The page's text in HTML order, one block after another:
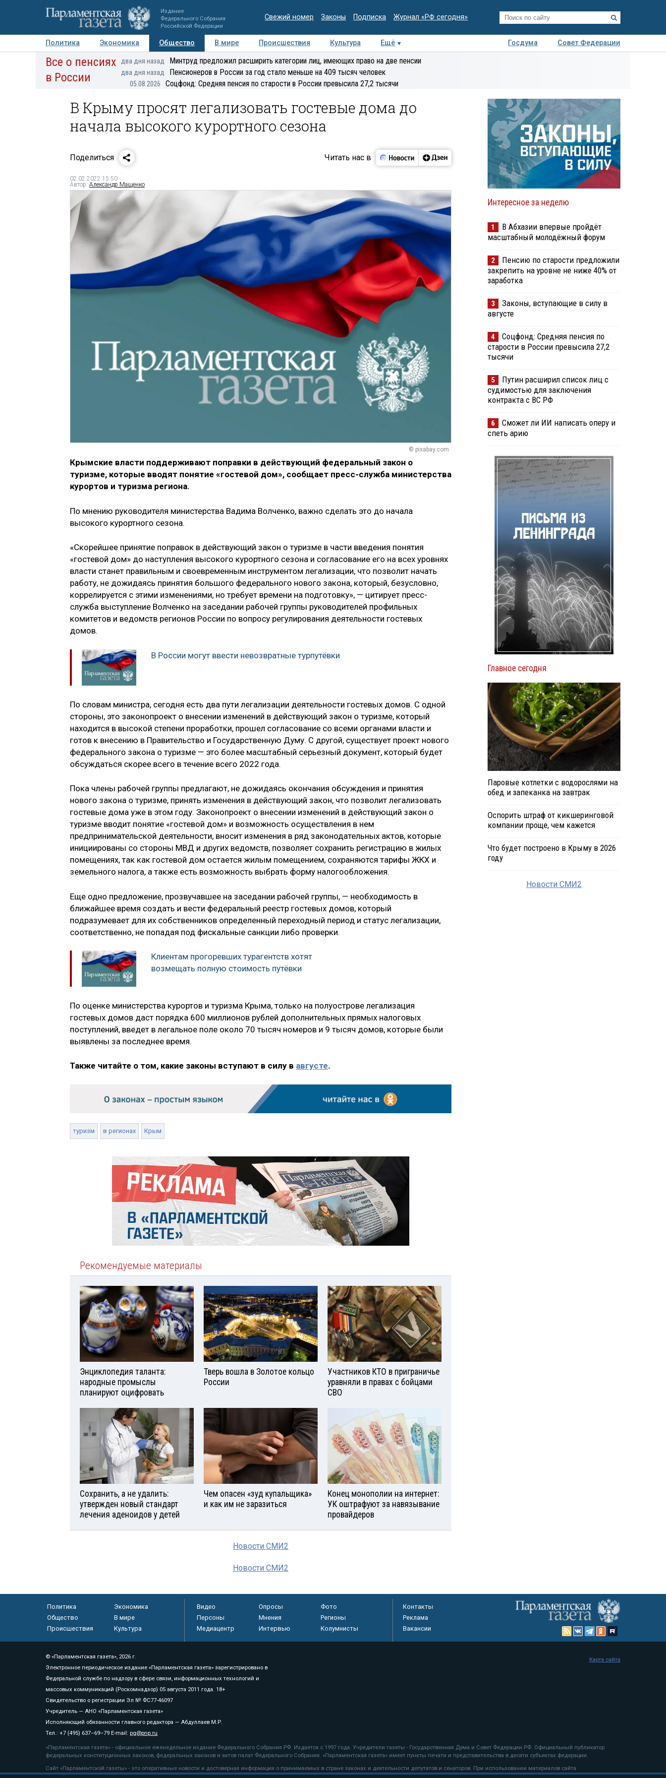
Издание
Федерального Собрания
Российской Федерации
Свежий номер Законы Подписка Журнал «РФ сегодня»
Политика Экономика Общество В мире Происшествия Культура Ещё Госдума
Совет Федерации
Авторы Персоны Мнения Регионы Медиацентр Интервью Колумнисты
Деловая
Все о пенсиях
в России
два дня назад Минтруд предложил расширить категории лиц, имеющих право на две пенсии
два дня назад Пенсионеров в России за год стало меньше на 409 тысяч человек
05.08.2026 Соцфонд: Средняя пенсия по старости в России превысила 27,2 тысячи
В Крыму просят легализовать гостевые дома до
начала высокого курортного сезона
Поделиться Читать нас в
02.02.2022 15:50
Автор: Александр Мащенко
© pixabay.com
Крымские власти поддерживают поправки в действующий федеральный закон о
туризме, которые вводят понятие «гостевой дом», сообщает пресс-служба министерства
курортов и туризма региона.
По мнению руководителя министерства Вадима Волченко, важно сделать это до начала
высокого курортного сезона.
«Скорейшее принятие поправок в действующий закон о туризме в части введения понятия
«гостевой дом» до наступления высокого курортного сезона и согласование его на всех уровнях
власти станет правильным и своевременным инструментом легализации, что позволит начать
работу, не дожидаясь принятия большого федерального нового закона, который, безусловно,
коррелируется с этими изменениями, но требует времени на подготовку», — цитирует пресс-
служба выступление Волченко на заседании рабочей группы руководителей профильных
комитетов и ведомств регионов России по вопросу регулирования деятельности гостевых
домов.
В России могут ввести невозвратные турпутёвки
По словам министра, сегодня есть два пути легализации деятельности гостевых домов. С одной
стороны, это законопроект о внесении изменений в действующий закон о туризме, который
находится в высокой степени проработки, прошел согласование со всеми органами власти и
готов к внесению в Правительство и Государственную Думу. С другой, существует проект нового
федерального закона о туризме — это более масштабный серьезный документ, который будет
обсуждаться скорее всего в течение всего 2022 года.
Пока члены рабочей группы предлагают, не дожидаясь окончания обсуждения и принятия
нового закона о туризме, принять изменения в действующий закон, что позволит легализовать
гостевые дома уже в этом году. Законопроект о внесении изменений в действующий закон о
туризме вводит понятие «гостевой дом» и возможность осуществления в нем
предпринимательской деятельности, вносит изменения в ряд законодательных актов, которые
инициированы со стороны МВД и других ведомств, позволяет сохранить регистрацию в жилых
помещениях, так как гостевой дом остается жилым помещением, сохраняются тарифы ЖКХ и
земельного налога, а также есть возможность выбрать форму налогообложения.
Еще одно предложение, прозвучавшее на заседании рабочей группы, — необходимость в
ближайшее время создать и вести федеральный реестр гостевых домов, который
подразумевает для их собственников определенный переходный период и статус легализации,
соответственно, не попадая под фискальные санкции либо проверки.
Клиентам прогоревших турагентств хотят
возмещать полную стоимость путёвки
По оценке министерства курортов и туризма Крыма, только на полуострове легализация
гостевых домов даст порядка 600 миллионов рублей дополнительных прямых налоговых
поступлений, введет в легальное поле около 70 тысяч номеров и 9 тысяч домов, которые были
выявлены за последнее время.
Также читайте о том, какие законы вступают в силу в августе.
туризм в регионах Крым
Рекомендуемые материалы
Энциклопедия таланта:
народные промыслы
планируют оцифровать
Тверь вошла в Золотое кольцо
России
Участников КТО в приграничье
уравняли в правах с бойцами
СВО
Сохранить, а не удалить:
утвержден новый стандарт
лечения аденоидов у детей
Чем опасен «зуд купальщика»
и как им не заразиться
Конец монополии на интернет:
УК оштрафуют за навязывание
провайдеров
Новости СМИ2
Новости СМИ2
Интересное за неделю
1
В Абхазии впервые пройдёт
масштабный молодёжный форум
2
Пенсию по старости предложили
закрепить на уровне не ниже 40% от
заработка
3
Законы, вступающие в силу в
августе
4
Соцфонд: Средняя пенсия по
старости в России превысила 27,2
тысячи
5
Путин расширил список лиц с
судимостью для заключения
контракта с ВС РФ
6
Сможет ли ИИ написать оперу и
спеть арию
Главное сегодня
Паровые котлетки с водорослями на
обед и запеканка на завтрак
Оспорить штраф от кикшеринговой
компании проще, чем кажется
Что будет построено в Крыму в 2026
году
Новости СМИ2
Политика
Экономика
Общество
В мире
Происшествия
Культура
Видео Опросы
Фото
Персоны
Мнения
Регионы
Медиацентр
Интервью Колумнисты
Контакты
Реклама
Вакансии
© «Парламентская газета», 2026 г.
Электронное периодическое издание «Парламентская газета» зарегистрировано в
Федеральной службе по надзору в сфере связи, информационных технологий и
массовых коммуникаций (Роскомнадзор) 05 августа 2011 года. 18+
Свидетельство о регистрации Эл № ФС77-46097
Учредитель — АНО «Парламентская газета»
Исполняющий обязанности главного редактора — Абдуллаев М.Р.
Тел.: +7 (495) 637–69–79 E-mail: pg@pnp.ru
«Парламентская газета» - официальное еженедельное издание Федерального Собрания РФ. Издается с 1997 года. Учредители газеты - Государственная Дума и Совет Федерации РФ. Официальный публикатор
федеральных конституционных законов, федеральных законов и актов палат Федерального Собрания. «Парламентская газета» имеет пункты печати и представительства в десяти субъектах федерации.
Сайт «Парламентской газеты» - это оперативные новости и достоверная информация о принимаемых в стране законах и деятельности депутатов и сенаторов. При использовании материалов сайта
«Парламентской газеты» активная ссылка на pnp.ru обязательна.
Карта сайта